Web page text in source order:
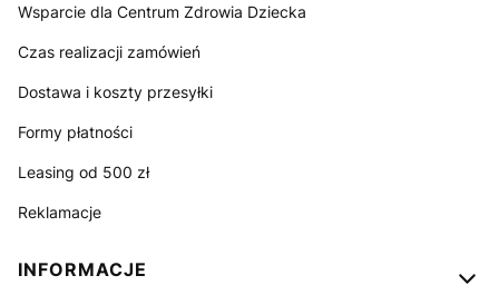
Wsparcie dla Centrum Zdrowia Dziecka
Czas realizacji zamówień
Dostawa i koszty przesyłki
Formy płatności
Leasing od 500 zł
Reklamacje
INFORMACJE